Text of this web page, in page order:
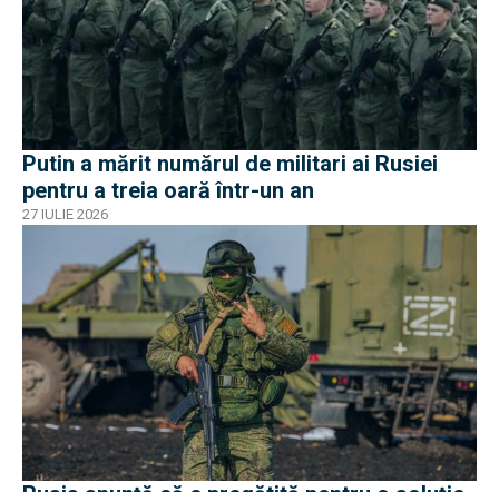
Putin a mărit numărul de militari ai Rusiei
pentru a treia oară într-un an
27 IULIE 2026